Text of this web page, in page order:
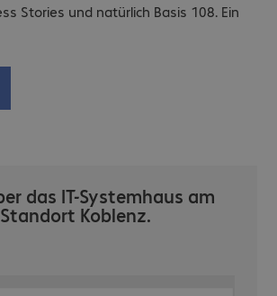
Stories und natürlich Basis 108. Ein
das IT-Systemhaus am
Standort Koblenz.